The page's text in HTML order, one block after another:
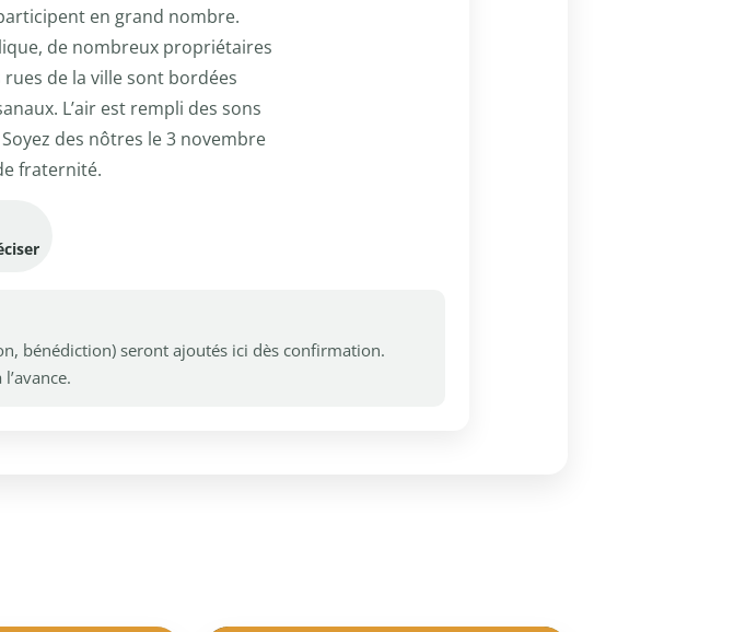
en grand nombre.
de nombreux propriétaires
de la ville sont bordées
L’air est rempli des sons
des nôtres le 3 novembre
fraternité.
bénédiction) seront ajoutés ici dès confirmation.